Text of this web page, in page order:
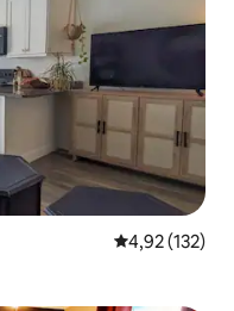
4,92 av 5 i
4,92 (132)